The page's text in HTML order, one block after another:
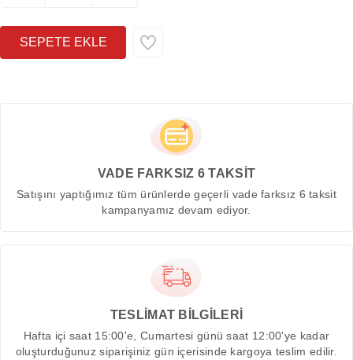
VADE FARKSIZ 6 TAKSİT
Satışını yaptığımız tüm ürünlerde geçerli vade farksız 6 taksit
kampanyamız devam ediyor.
TESLİMAT BİLGİLERİ
Hafta içi saat 15:00'e, Cumartesi günü saat 12:00'ye kadar
oluşturduğunuz siparişiniz gün içerisinde kargoya teslim edilir.